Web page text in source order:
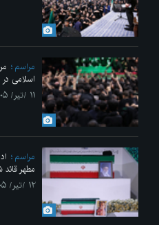
مراسم
اسلامی
۱۱ /تیر/ ۱۴۰۵
مراسم
مطهر
۱۲ /تیر/ ۱۴۰۵